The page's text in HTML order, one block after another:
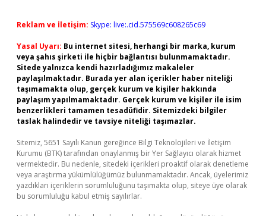
Reklam ve İletişim: Skype: live:.cid.575569c608265c69
Yasal Uyarı: Bu internet sitesi, herhangi bir marka, kurum
veya şahıs şirketi ile hiçbir bağlantısı bulunmamaktadır.
Sitede yalnızca kendi hazırladığımız makaleler
paylaşılmaktadır. Burada yer alan içerikler haber niteliği
taşımamakta olup, gerçek kurum ve kişiler hakkında
paylaşım yapılmamaktadır. Gerçek kurum ve kişiler ile isim
benzerlikleri tamamen tesadüfidir. Sitemizdeki bilgiler
taslak halindedir ve tavsiye niteliği taşımazlar.
Sitemiz, 5651 Sayılı Kanun gereğince Bilgi Teknolojileri ve İletişim
Kurumu (BTK) tarafından onaylanmış bir Yer Sağlayıcı olarak hizmet
vermektedir. Bu nedenle, sitedeki içerikleri proaktif olarak denetleme
veya araştırma yükümlülüğümüz bulunmamaktadır. Ancak, üyelerimiz
yazdıkları içeriklerin sorumluluğunu taşımakta olup, siteye üye olarak
bu sorumluluğu kabul etmiş sayılırlar.